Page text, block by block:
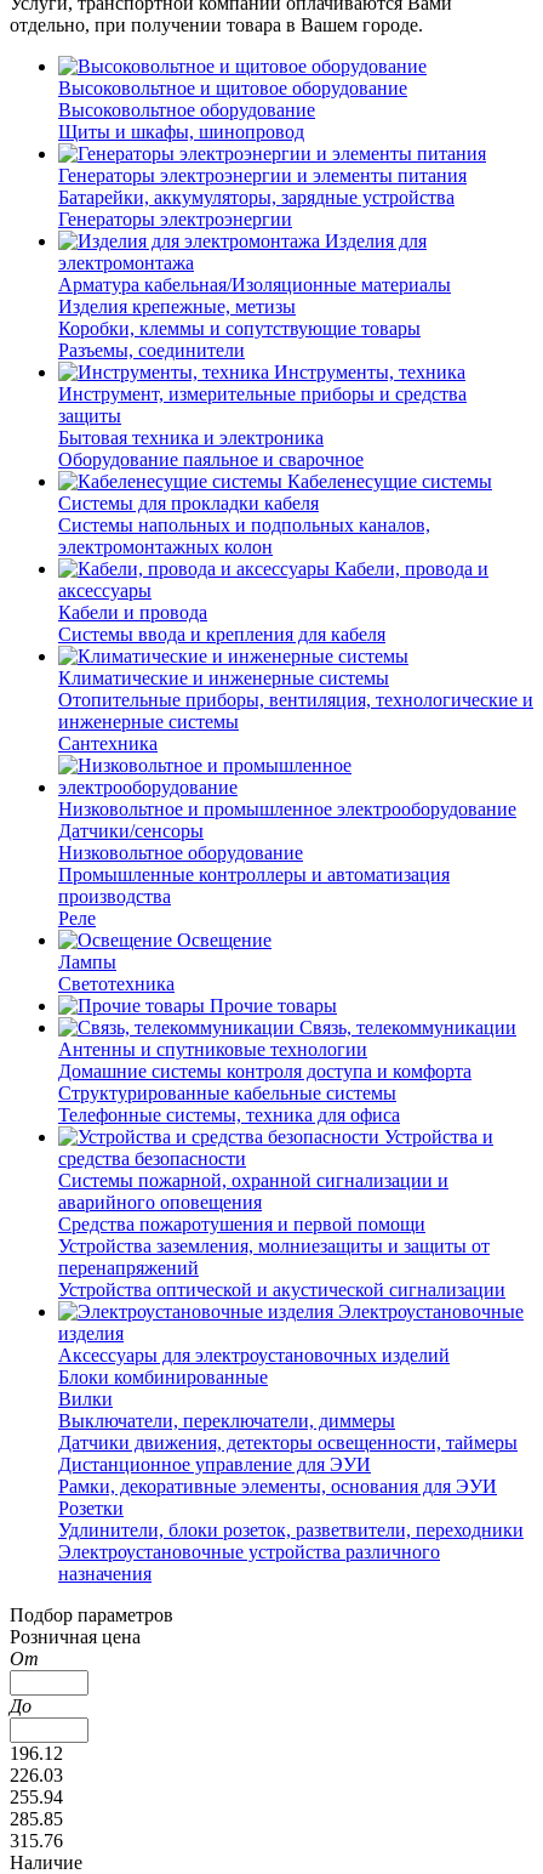
отдельно, при получении товара в Вашем городе.
Высоковольтное и щитовое оборудование
Высоковольтное оборудование
Щиты и шкафы, шинопровод
Генераторы электроэнергии и элементы питания
Батарейки, аккумуляторы, зарядные устройства
Генераторы электроэнергии
Изделия для
электромонтажа
Арматура кабельная/Изоляционные материалы
Изделия крепежные, метизы
Коробки, клеммы и сопутствующие товары
Разъемы, соединители
Инструменты, техника
Инструмент, измерительные приборы и средства
защиты
Бытовая техника и электроника
Оборудование паяльное и сварочное
Кабеленесущие системы
Системы для прокладки кабеля
Системы напольных и подпольных каналов,
электромонтажных колон
Кабели, провода и
аксессуары
Кабели и провода
Системы ввода и крепления для кабеля
Климатические и инженерные системы
Отопительные приборы, вентиляция, технологические и
инженерные системы
Сантехника
Низковольтное и промышленное электрооборудование
Датчики/сенсоры
Низковольтное оборудование
Промышленные контроллеры и автоматизация
производства
Реле
Освещение
Лампы
Светотехника
Прочие товары
Связь, телекоммуникации
Антенны и спутниковые технологии
Домашние системы контроля доступа и комфорта
Структурированные кабельные системы
Телефонные системы, техника для офиса
Устройства и
средства безопасности
Системы пожарной, охранной сигнализации и
аварийного оповещения
Средства пожаротушения и первой помощи
Устройства заземления, молниезащиты и защиты от
перенапряжений
Устройства оптической и акустической сигнализации
Электроустановочные
изделия
Аксессуары для электроустановочных изделий
Блоки комбинированные
Вилки
Выключатели, переключатели, диммеры
Датчики движения, детекторы освещенности, таймеры
Дистанционное управление для ЭУИ
Рамки, декоративные элементы, основания для ЭУИ
Розетки
Удлинители, блоки розеток, разветвители, переходники
Электроустановочные устройства различного
назначения
Подбор параметров
Розничная цена
От
До
196.12
226.03
255.94
285.85
315.76
Наличие